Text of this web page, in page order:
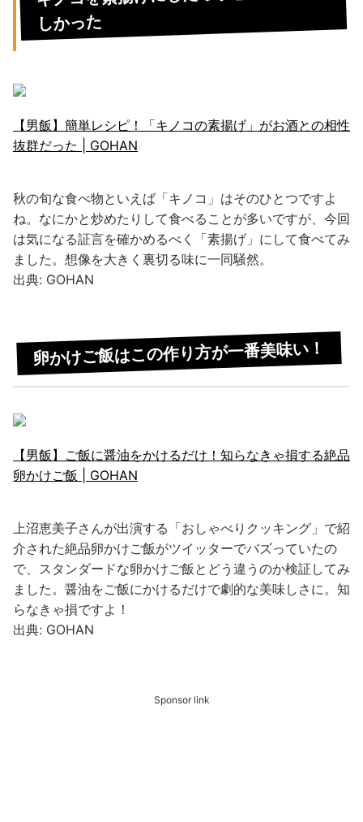
しかった
【男飯】簡単レシピ！「キノコの素揚げ」がお酒との相性
抜群だった | GOHAN
秋の旬な食べ物といえば「キノコ」はそのひとつですよ
ね。なにかと炒めたりして食べることが多いですが、今回
は気になる証言を確かめるべく「素揚げ」にして食べてみ
ました。想像を大きく裏切る味に一同騒然。
出典: GOHAN
卵かけご飯はこの作り方が一番美味い！
【男飯】ご飯に醤油をかけるだけ！知らなきゃ損する絶品
卵かけご飯 | GOHAN
上沼恵美子さんが出演する「おしゃべりクッキング」で紹
介された絶品卵かけご飯がツイッターでバズっていたの
で、スタンダードな卵かけご飯とどう違うのか検証してみ
ました。醤油をご飯にかけるだけで劇的な美味しさに。知
らなきゃ損ですよ！
出典: GOHAN
Sponsor link